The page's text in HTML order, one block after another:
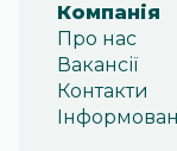
Компанія
Про нас
Вакансії
Контакти